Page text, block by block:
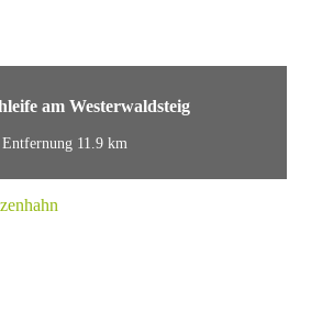
am Westerwaldsteig
Entfernung 11.9 km